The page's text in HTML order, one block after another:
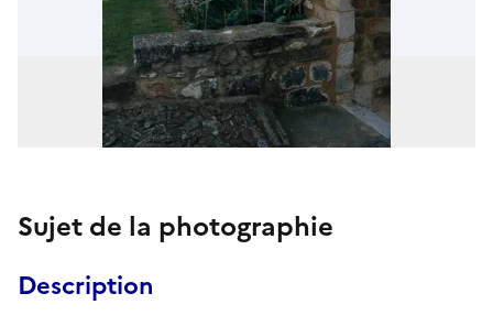
Sujet de la photographie
Description